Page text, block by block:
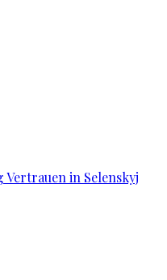
in Selenskyj